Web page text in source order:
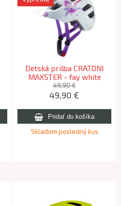
Detská prilba CRATONI
MAXSTER - fay white
glossy, S-M (51-56cm)
49,90 €
49,90 €
Skladom posledný kus